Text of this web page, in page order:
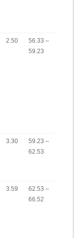
2.50
56.33 –
59.23
3.30
59.23 –
62.53
3.59
62.53 –
66.52